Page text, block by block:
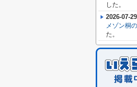
した。
2026-07-29
メゾン桐
た。